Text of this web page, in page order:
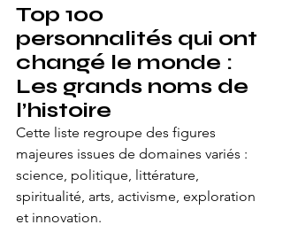
Top 100
personnalités qui ont
changé le monde :
Les grands noms de
l’histoire
Cette liste regroupe des figures
majeures issues de domaines variés :
science, politique, littérature,
spiritualité, arts, activisme, exploration
et innovation.